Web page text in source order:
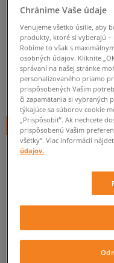
NIKE NOHAVICE
PANT
dámske, nohavice
0.0 0
39,95€ cena s
+ 40 BODOV V
Informujte ma o
Ak bude položka opäť
ZISTIŤ DOSTUPNOSŤ
Chránime Vaše údaje
Venujeme všetko úsilie, aby
produkty, ktoré si vyberajú –
Robíme to však s
osobných údajov. Kliknite
správaní na našej stránke
personalizovaného priamo
prispôsobených Vašim
či zapamätania si vybraných
týkajúce sa súborov cookie
„Prispôsobiť”. Ak nechcete
prispôsobenú Vašim
všetky”. Viac informácií
údajov.